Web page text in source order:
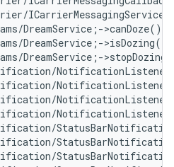
DreamService;-
DreamService;-
DreamService;-